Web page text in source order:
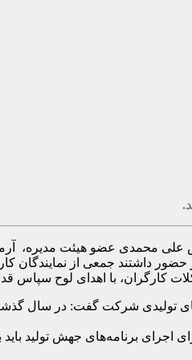
علی محمدی عضو هیئت مدیره،
داشتند جمعی از نمایندگان
کارگران، با اهدای لوح سپاس
تولیدی شرکت گفت: در سال
برنامه‌های جهش تولید